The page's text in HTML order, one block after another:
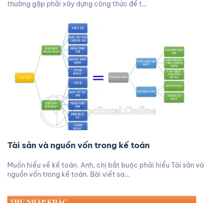
thường gặp phải xây dựng công thức để t…
Tài sản và nguồn vốn trong kế toán
Muốn hiểu về kế toán. Anh, chị bắt buộc phải hiểu Tài sản và
nguồn vốn trong kế toán. Bài viết sa…